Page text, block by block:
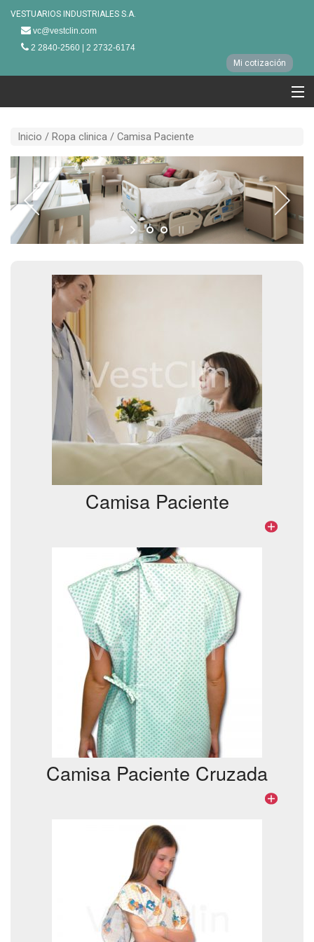
VESTUARIOS INDUSTRIALES S.A.
vc@vestclin.com
2 2840-2560 | 2 2732-6174
Mi cotización
Línea Hotelera
Línea Restaurantes
Nuestra fabrica
Inicio / Ropa clinica / Camisa Paciente
Camisa Paciente
Camisa Paciente Cruzada